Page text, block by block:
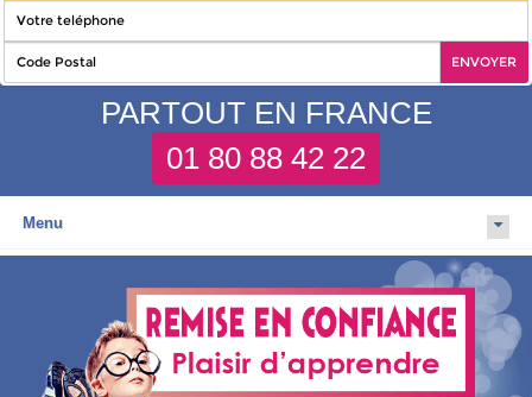
PARTOUT EN FRANCE
01 80 88 42 22
Menu